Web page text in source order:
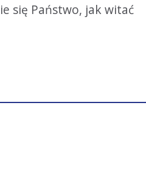
się Państwo, jak witać